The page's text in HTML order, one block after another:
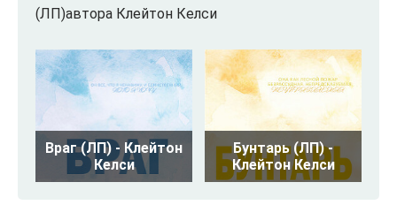
(ЛП)автора Клейтон Келси
Враг (ЛП) - Клейтон
Келси
Бунтарь (ЛП) -
Клейтон Келси